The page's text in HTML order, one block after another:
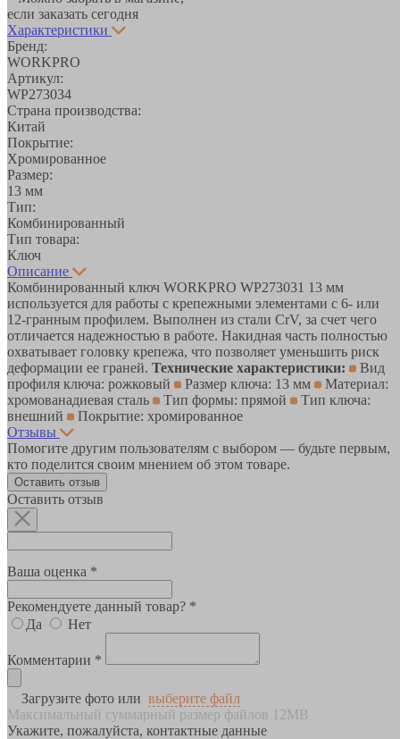
если заказать сегодня
Характеристики
Бренд:
WORKPRO
Артикул:
WP273034
Страна производства:
Китай
Покрытие:
Хромированное
Размер:
13 мм
Тип:
Комбинированный
Тип товара:
Ключ
Описание
Комбинированный ключ WORKPRO WP273031 13 мм
используется для работы с крепежными элементами с 6- или
12-гранным профилем. Выполнен из стали CrV, за счет чего
отличается надежностью в работе. Накидная часть полностью
охватывает головку крепежа, что позволяет уменьшить риск
деформации ее граней. Технические характеристики:
Вид
профиля ключа: рожковый
Размер ключа: 13 мм
Материал:
хромованадиевая сталь
Тип формы: прямой
Тип ключа:
внешний
Покрытие: хромированное
Отзывы
Помогите другим пользователям с выбором — будьте первым,
кто поделится своим мнением об этом товаре.
Оставить отзыв
Оставить отзыв
Ваша оценка *
Рекомендуете данный товар? *
Да
Нет
Комментарии *
Загрузите фото или выберите файл
Максимальный суммарный размер файлов 12MB
Укажите, пожалуйста, контактные данные